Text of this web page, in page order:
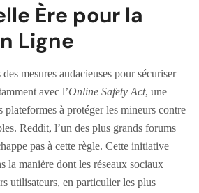
Ère pour la
Ligne
mesures audacieuses pour sécuriser
avec l’Online Safety Act, une
à protéger les mineurs contre
Reddit, l’un des plus grands forums
pas à cette règle. Cette initiative
la manière dont les réseaux sociaux
utilisateurs, en particulier les plus